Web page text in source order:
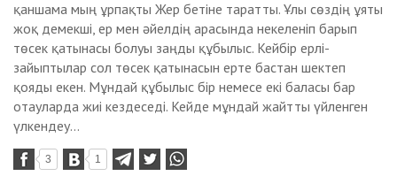
қаншама мың ұрпақты Жер бетіне таратты. Ұлы сөздің ұяты
жоқ демекші, ер мен әйелдің арасында некеленіп барып
төсек қатынасы болуы заңды құбылыс. Кейбір ерлі-
зайыптылар сол төсек қатынасын ерте бастан шектеп
қояды екен. Мұндай құбылыс бір немесе екі баласы бар
отауларда жиі кездеседі. Кейде мұндай жайтты үйленген
үлкендеу...
3 1